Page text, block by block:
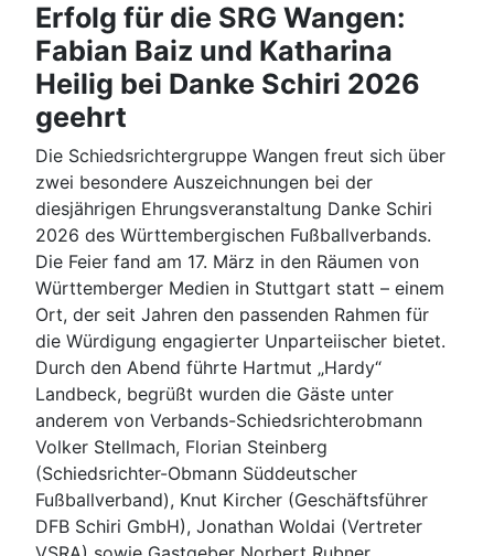
Erfolg für die SRG Wangen:
Fabian Baiz und Katharina
Heilig bei Danke Schiri 2026
geehrt
Die Schiedsrichtergruppe Wangen freut sich über
zwei besondere Auszeichnungen bei der
diesjährigen Ehrungsveranstaltung Danke Schiri
2026 des Württembergischen Fußballverbands.
Die Feier fand am 17. März in den Räumen von
Württemberger Medien in Stuttgart statt – einem
Ort, der seit Jahren den passenden Rahmen für
die Würdigung engagierter Unparteiischer bietet.
Durch den Abend führte Hartmut „Hardy“
Landbeck, begrüßt wurden die Gäste unter
anderem von Verbands-Schiedsrichterobmann
Volker Stellmach, Florian Steinberg
(Schiedsrichter-Obmann Süddeutscher
Fußballverband), Knut Kircher (Geschäftsführer
DFB Schiri GmbH), Jonathan Woldai (Vertreter